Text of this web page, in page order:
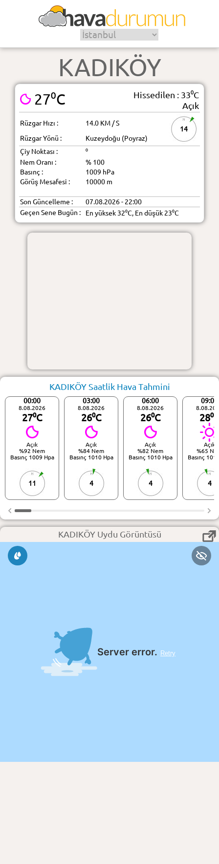
KADIKÖY
27⁰C
Hissedilen : 33⁰C
Açık
Rüzgar Hızı : 14.0 KM / S
14
Rüzgar Yönü :
Kuzeydoğu (Poyraz)
Çiy Noktası :
⁰
Nem Oranı :
% 100
Basınç :
1009 hPa
Görüş Mesafesi :
10000 m
Son Güncelleme :
07.08.2026 - 22:00
Geçen Sene Bugün :
En yüksek 32⁰C, En düşük 23⁰C
KADIKÖY Saatlik Hava Tahmini
00:00
8.08.2026
27⁰C
Açık
%92 Nem
Basınç 1009 Hpa
11
03:00
8.08.2026
26⁰C
Açık
%84 Nem
Basınç 1010 Hpa
4
06:00
8.08.2026
26⁰C
Açık
%82 Nem
Basınç 1010 Hpa
4
09:00
28⁰C
Açık
%65
Basınç
4
KADIKÖY Uydu Görüntüsü